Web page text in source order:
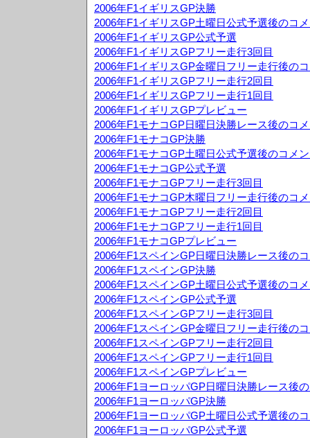
2006年F1イギリスGP決勝
2006年F1イギリスGP土曜日公式予選後のコ
2006年F1イギリスGP公式予選
2006年F1イギリスGPフリー走行3回目
2006年F1イギリスGP金曜日フリー走行後の
2006年F1イギリスGPフリー走行2回目
2006年F1イギリスGPフリー走行1回目
2006年F1イギリスGPプレビュー
2006年F1モナコGP日曜日決勝レース後のコ
2006年F1モナコGP決勝
2006年F1モナコGP土曜日公式予選後のコメ
2006年F1モナコGP公式予選
2006年F1モナコGPフリー走行3回目
2006年F1モナコGP木曜日フリー走行後のコ
2006年F1モナコGPフリー走行2回目
2006年F1モナコGPフリー走行1回目
2006年F1モナコGPプレビュー
2006年F1スペインGP日曜日決勝レース後の
2006年F1スペインGP決勝
2006年F1スペインGP土曜日公式予選後のコ
2006年F1スペインGP公式予選
2006年F1スペインGPフリー走行3回目
2006年F1スペインGP金曜日フリー走行後の
2006年F1スペインGPフリー走行2回目
2006年F1スペインGPフリー走行1回目
2006年F1スペインGPプレビュー
2006年F1ヨーロッパGP日曜日決勝レース後
2006年F1ヨーロッパGP決勝
2006年F1ヨーロッパGP土曜日公式予選後の
2006年F1ヨーロッパGP公式予選